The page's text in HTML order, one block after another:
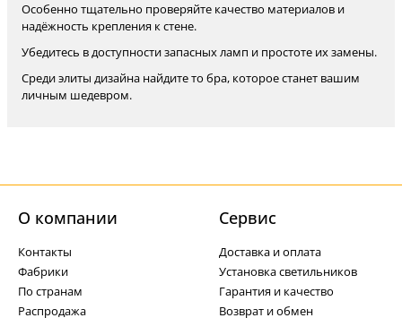
Особенно тщательно проверяйте качество материалов и
надёжность крепления к стене.
Убедитесь в доступности запасных ламп и простоте их замены.
Среди элиты дизайна найдите то бра, которое станет вашим
личным шедевром.
О компании
Контакты
Фабрики
По странам
Распродажа
Cервис
Доставка и оплата
Установка светильников
Гарантия и качество
Возврат и обмен